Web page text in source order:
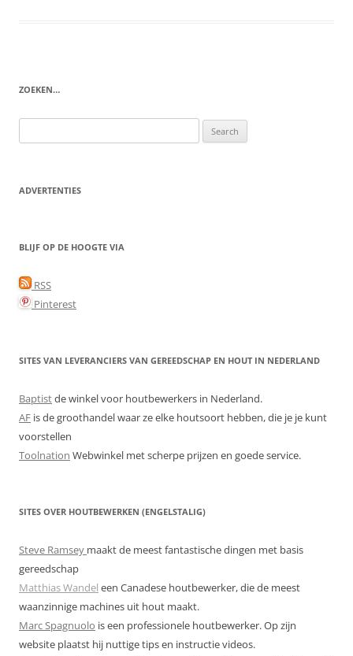
ZOEKEN…
for:
ADVERTENTIES
BLIJF OP DE HOOGTE VIA
RSS
Pinterest
SITES VAN LEVERANCIERS VAN GEREEDSCHAP EN HOUT IN NEDERLAND
Baptistde winkel voor houtbewerkers in Nederland.
AF is de groothandel waar ze elke houtsoort hebben, die je je kunt
voorstellen
Toolnation Webwinkel met scherpe prijzen en goede service.
SITES OVER HOUTBEWERKEN (ENGELSTALIG)
Steve Ramsey maakt de meest fantastische dingen met basis
gereedschap
Matthias Wandel een Canadese houtbewerker, die de meest
waanzinnige machines uit hout maakt.
Marc Spagnuolo is een professionele houtbewerker. Op zijn
website plaatst hij nuttige tips en instructie videos.